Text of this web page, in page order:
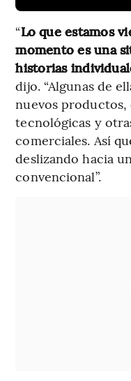
“Lo que estamos
momento es una
historias
dijo. “Algunas de
nuevos
tecnológicas y
comerciales. Así
deslizando hacia
convencional”.